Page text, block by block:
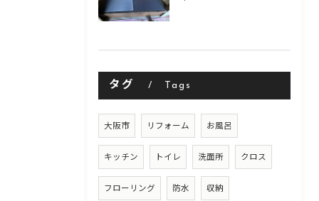
タグ Tags
大阪市 リフォーム お風呂
キッチン トイレ 洗面所 クロス
フローリング 防水 収納